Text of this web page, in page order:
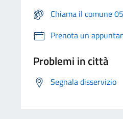
Chiama il comune
Prenota un
Problemi in città
Segnala disservizio